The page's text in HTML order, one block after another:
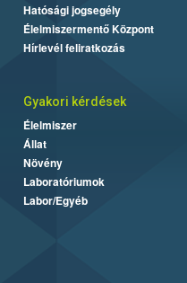
Hatósági jogsegély
Élelmiszermentő Központ
Hírlevél feliratkozás
Gyakori kérdések
Élelmiszer
Állat
Növény
Laboratóriumok
Labor/Egyéb